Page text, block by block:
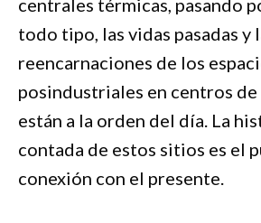
centrales térmicas, pasando
todo tipo, las vidas pasadas y
reencarnaciones de los
posindustriales en centros
están a la orden del día. La
contada de estos sitios es el
conexión con el presente.